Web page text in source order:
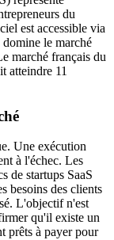
du
est accessible via
le marché
marché français du
atteindre 11
Une exécution
à l'échec. Les
de startups SaaS
besoins des clients
L'objectif n'est
qu'il existe un
prêts à payer pour